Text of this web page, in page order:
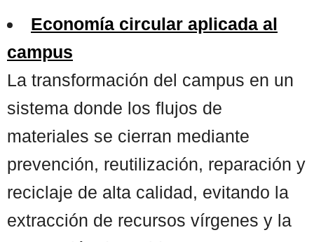
Economía circular aplicada al
campus
La transformación del campus en un
sistema donde los flujos de
materiales se cierran mediante
prevención, reutilización, reparación y
reciclaje de alta calidad, evitando la
extracción de recursos vírgenes y la